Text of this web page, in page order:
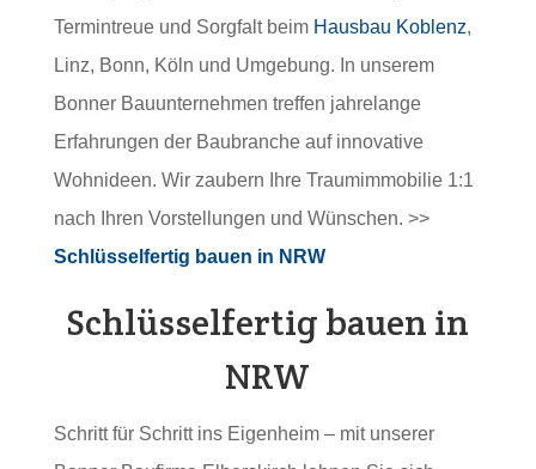
Termintreue und Sorgfalt beim Hausbau Koblenz,
Linz, Bonn, Köln und Umgebung. In unserem
Bonner Bauunternehmen treffen jahrelange
Erfahrungen der Baubranche auf innovative
Wohnideen. Wir zaubern Ihre Traumimmobilie 1:1
nach Ihren Vorstellungen und Wünschen. >>
Schlüsselfertig bauen in NRW
Schlüsselfertig bauen in
NRW
Schritt für Schritt ins Eigenheim – mit unserer